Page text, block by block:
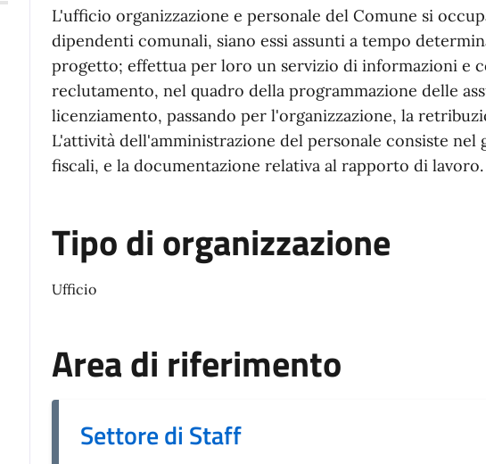
L'ufficio organizzazione e personale del Comune si
dipendenti comunali, siano essi assunti a tempo
progetto; effettua per loro un servizio di informazioni e
reclutamento, nel quadro della programmazione delle
licenziamento, passando per l'organizzazione, la
L'attività dell'amministrazione del personale consiste
fiscali, e la documentazione relativa al rapporto di lavoro.
Tipo di organizzazione
Ufficio
Area di riferimento
Settore di Staff